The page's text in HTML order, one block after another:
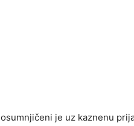
je uz kaznenu